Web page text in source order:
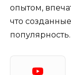
опытом,
что
популярность.